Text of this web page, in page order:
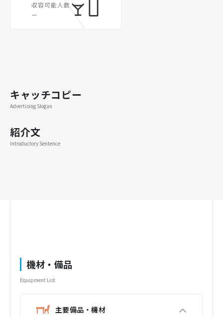
収容可能人数
ー
キャッチコピー
Advertising Slogan
紹介文
Introductory Sentence
機材・備品
Equipment List
主要備品・機材